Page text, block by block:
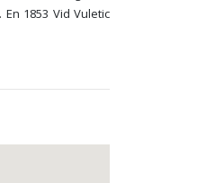
1853 Vid Vuletic